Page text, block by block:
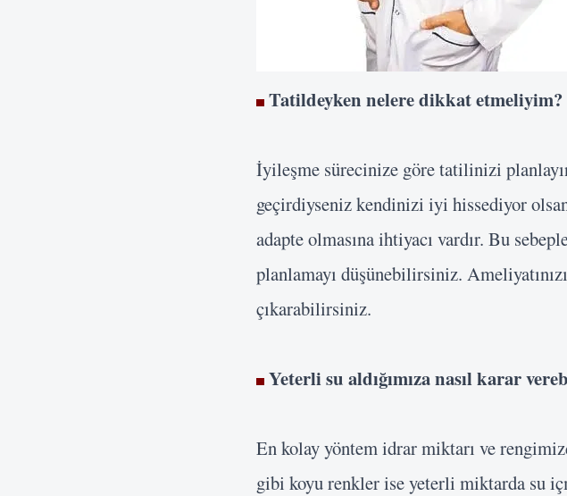
Tatildeyken nelere dikkatetmeliyim?
İyileşme sürecinize göre tatilinizi
geçirdiyseniz kendinizi iyi hissediyor
adapte olmasına ihtiyacı vardır. Bu
planlamayı düşünebilirsiniz.
çıkarabilirsiniz.
Yeterli su aldığımıza nasılkarar
En kolay yöntem idrar miktarı ve
gibi koyu renkler ise yeterli miktarda su